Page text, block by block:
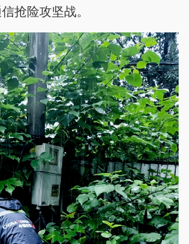
抢险攻坚战。